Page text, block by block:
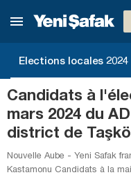
Elections locales 2024
Candidats à
mars 2024 du
district de
Nouvelle Aube - Yeni Safak
Kastamonu Candidats à la
Gümüşhane
Hatay
Iğdır
Isparta
Kahramanmaraş